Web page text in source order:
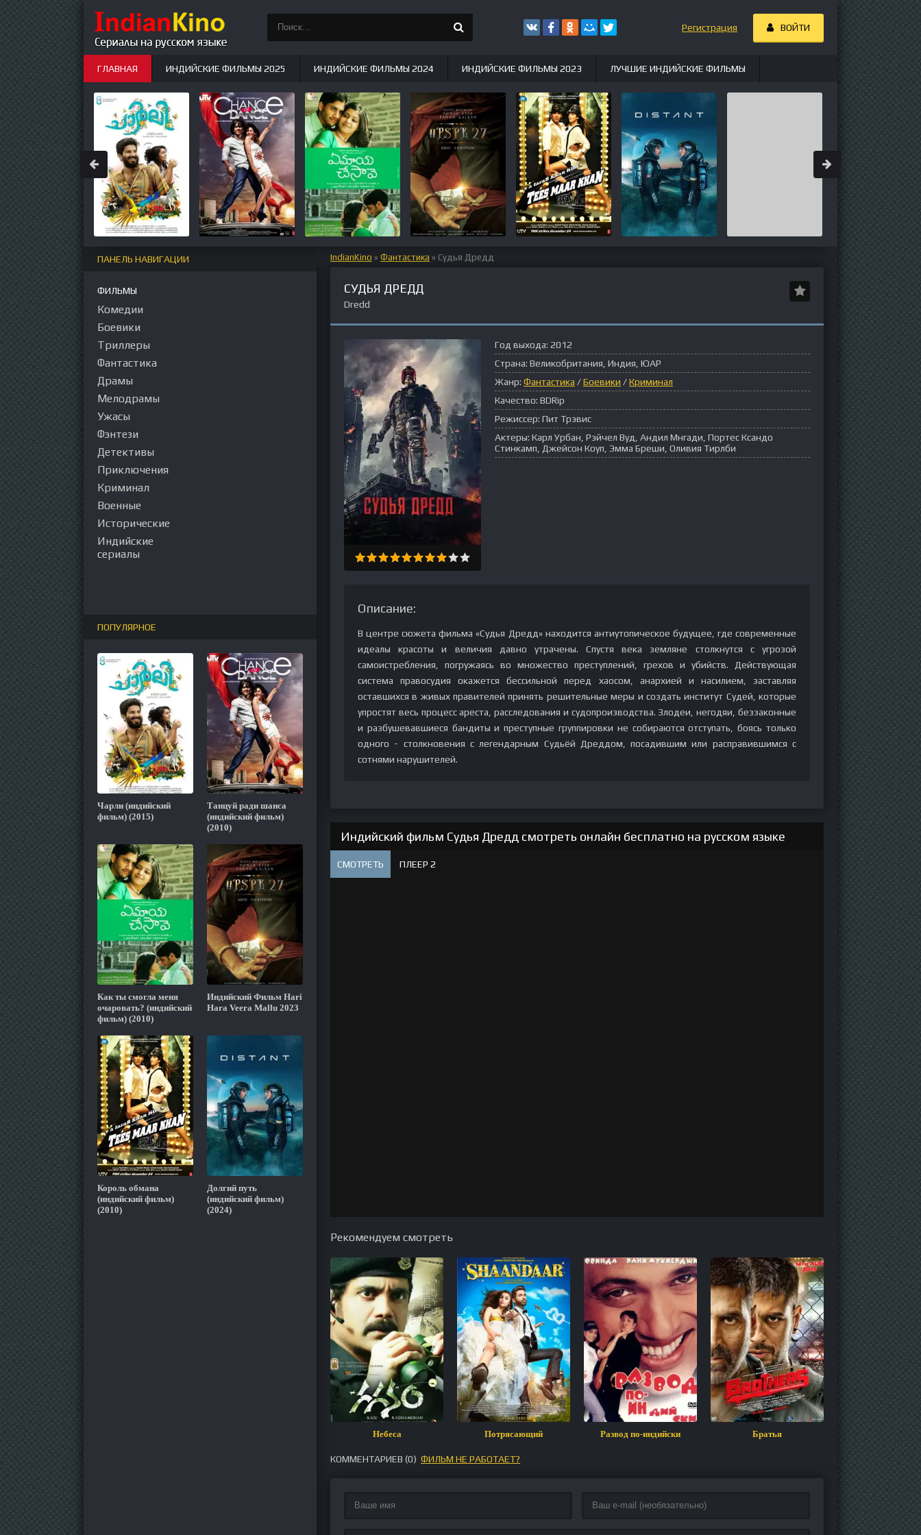
IndianKino » Фантастика » Судья Дредд
СУДЬЯ ДРЕДД
Dredd
Год выхода: 2012
Страна: Великобритания, Индия, ЮАР
Жанр: Фантастика /Боевики /Криминал
Качество: BDRip
Режиссер: Пит Трэвис
Актеры: Карл Урбан, Рэйчел Вуд, Андил Мнгади, Портес Ксандо
Стинкамп, Джейсон Коуп, Эмма Бреши, Оливия Тирлби
Описание:
В центре сюжета фильма «Судья Дредд» находится антиутопическое будущее, где современные
идеалы красоты и величия давно утрачены. Спустя века земляне столкнутся с угрозой
самоистребления, погружаясь во множество преступлений, грехов и убийств. Действующая
система правосудия окажется бессильной перед хаосом, анархией и насилием, заставляя
оставшихся в живых правителей принять решительные меры и создать институт Судей, которые
упростят весь процесс ареста, расследования и судопроизводства. Злодеи, негодяи, беззаконные
и разбушевавшиеся бандиты и преступные группировки не собираются отступать, боясь только
одного - столкновения с легендарным Судьёй Дреддом, посадившим или расправившимся с
сотнями нарушителей.
Индийский фильм Судья Дредд смотреть онлайн бесплатно на русском языке
СМОТРЕТЬ ПЛЕЕР 2
Рекомендуем смотреть
Небеса Потрясающий Развод по-индийски Братья Трое
КОММЕНТАРИЕВ (0) ФИЛЬМ НЕ РАБОТАЕТ?
ПАНЕЛЬ НАВИГАЦИИ
ФИЛЬМЫ
Комедии
Боевики
Триллеры
Фантастика
Драмы
Мелодрамы
Ужасы
Фэнтези
Детективы
Приключения
Криминал
Военные
Исторические
Индийские
сериалы
ПОПУЛЯРНОЕ
Чарли (индийский
фильм) (2015)
Танцуй ради шанса
(индийский фильм)
(2010)
Как ты смогла меня
очаровать? (индийский
фильм) (2010)
Индийский Фильм Hari
Hara Veera Mallu 2023
Король обмана
(индийский фильм)
(2010)
Долгий путь
(индийский фильм)
(2024)
Регистрация ВОЙТИ
ГЛАВНАЯ ИНДИЙСКИЕ ФИЛЬМЫ 2025 ИНДИЙСКИЕ ФИЛЬМЫ 2024 ИНДИЙСКИЕ ФИЛЬМЫ 2023 ЛУЧШИЕ ИНДИЙСКИЕ ФИЛЬМЫ
ИНДИЙСКИЕ СЕРИАЛЫ НОВЫЕ